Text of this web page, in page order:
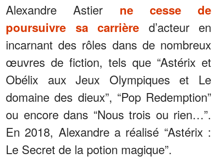
Alexandre Astier ne cesse de
poursuivre sa carrière d’acteur en
incarnant des rôles dans de nombreux
œuvres de fiction, tels que “Astérix et
Obélix aux Jeux Olympiques et Le
domaine des dieux”, “Pop Redemption”
ou encore dans “Nous trois ou rien…”.
En 2018, Alexandre a réalisé “Astérix :
Le Secret de la potion magique”.